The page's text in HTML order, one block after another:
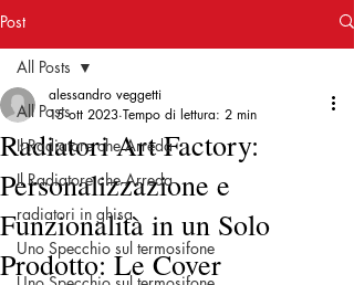
Post
All Posts
Il Radiatore che Arreda
Il Radiatore che Arreda
radiatori in ghisa
Uno Specchio sul termosifone
All Posts
Radiatori Art Factory:
Personalizzazione e
Funzionalità in un Solo
Prodotto: Le Cover
alessandro veggetti
15 ott 2023 Tempo di lettura: 2 min